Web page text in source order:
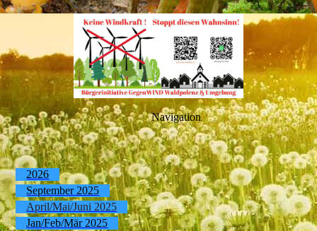
Navigation
2026
September 2025
April/Mai/Juni 2025
Jan/Feb/Mär 2025